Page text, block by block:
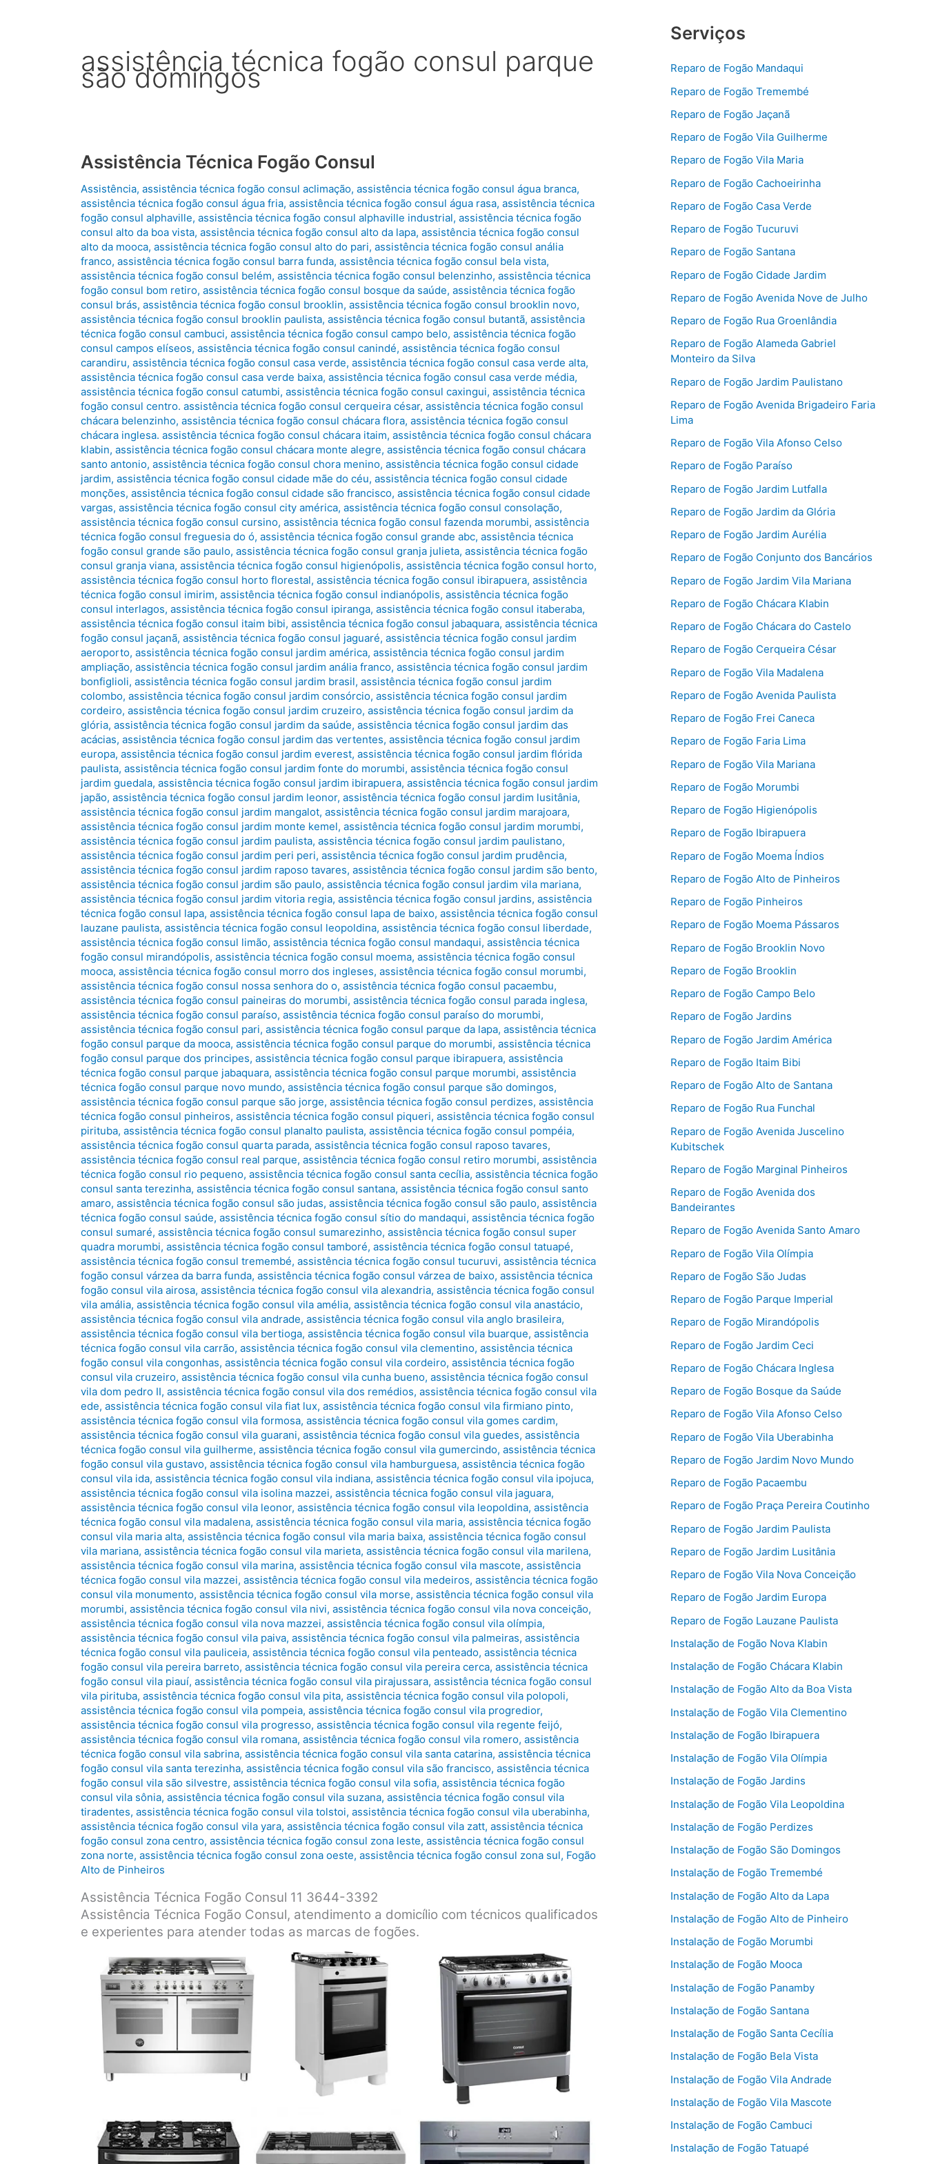
assistência técnica fogão consul parque
são domingos
Assistência Técnica Fogão Consul
Assistência, assistência técnica fogão consul aclimação, assistência técnica fogão consul água branca,
assistência técnica fogão consul água fria, assistência técnica fogão consul água rasa, assistência técnica
fogão consul alphaville, assistência técnica fogão consul alphaville industrial, assistência técnica fogão
consul alto da boa vista, assistência técnica fogão consul alto da lapa, assistência técnica fogão consul
alto da mooca, assistência técnica fogão consul alto do pari, assistência técnica fogão consul anália
franco, assistência técnica fogão consul barra funda, assistência técnica fogão consul bela vista,
assistência técnica fogão consul belém, assistência técnica fogão consul belenzinho, assistência técnica
fogão consul bom retiro, assistência técnica fogão consul bosque da saúde, assistência técnica fogão
consul brás, assistência técnica fogão consul brooklin, assistência técnica fogão consul brooklin novo,
assistência técnica fogão consul brooklin paulista, assistência técnica fogão consul butantã, assistência
técnica fogão consul cambuci, assistência técnica fogão consul campo belo, assistência técnica fogão
consul campos elíseos, assistência técnica fogão consul canindé, assistência técnica fogão consul
carandiru, assistência técnica fogão consul casa verde, assistência técnica fogão consul casa verde alta,
assistência técnica fogão consul casa verde baixa, assistência técnica fogão consul casa verde média,
assistência técnica fogão consul catumbi, assistência técnica fogão consul caxingui, assistência técnica
fogão consul centro. assistência técnica fogão consul cerqueira césar, assistência técnica fogão consul
chácara belenzinho, assistência técnica fogão consul chácara flora, assistência técnica fogão consul
chácara inglesa. assistência técnica fogão consul chácara itaim, assistência técnica fogão consul chácara
klabin, assistência técnica fogão consul chácara monte alegre, assistência técnica fogão consul chácara
santo antonio, assistência técnica fogão consul chora menino, assistência técnica fogão consul cidade
jardim, assistência técnica fogão consul cidade mãe do céu, assistência técnica fogão consul cidade
monções, assistência técnica fogão consul cidade são francisco, assistência técnica fogão consul cidade
vargas, assistência técnica fogão consul city américa, assistência técnica fogão consul consolação,
assistência técnica fogão consul cursino, assistência técnica fogão consul fazenda morumbi, assistência
técnica fogão consul freguesia do ó, assistência técnica fogão consul grande abc, assistência técnica
fogão consul grande são paulo, assistência técnica fogão consul granja julieta, assistência técnica fogão
consul granja viana, assistência técnica fogão consul higienópolis, assistência técnica fogão consul horto,
assistência técnica fogão consul horto florestal, assistência técnica fogão consul ibirapuera, assistência
técnica fogão consul imirim, assistência técnica fogão consul indianópolis, assistência técnica fogão
consul interlagos, assistência técnica fogão consul ipiranga, assistência técnica fogão consul itaberaba,
assistência técnica fogão consul itaim bibi, assistência técnica fogão consul jabaquara, assistência técnica
fogão consul jaçanã, assistência técnica fogão consul jaguaré, assistência técnica fogão consul jardim
aeroporto, assistência técnica fogão consul jardim américa, assistência técnica fogão consul jardim
ampliação, assistência técnica fogão consul jardim anália franco, assistência técnica fogão consul jardim
bonfiglioli, assistência técnica fogão consul jardim brasil, assistência técnica fogão consul jardim
colombo, assistência técnica fogão consul jardim consórcio, assistência técnica fogão consul jardim
cordeiro, assistência técnica fogão consul jardim cruzeiro, assistência técnica fogão consul jardim da
glória, assistência técnica fogão consul jardim da saúde, assistência técnica fogão consul jardim das
acácias, assistência técnica fogão consul jardim das vertentes, assistência técnica fogão consul jardim
europa, assistência técnica fogão consul jardim everest, assistência técnica fogão consul jardim flórida
paulista, assistência técnica fogão consul jardim fonte do morumbi, assistência técnica fogão consul
jardim guedala, assistência técnica fogão consul jardim ibirapuera, assistência técnica fogão consul jardim
japão, assistência técnica fogão consul jardim leonor, assistência técnica fogão consul jardim lusitânia,
assistência técnica fogão consul jardim mangalot, assistência técnica fogão consul jardim marajoara,
assistência técnica fogão consul jardim monte kemel, assistência técnica fogão consul jardim morumbi,
assistência técnica fogão consul jardim paulista, assistência técnica fogão consul jardim paulistano,
assistência técnica fogão consul jardim peri peri, assistência técnica fogão consul jardim prudência,
assistência técnica fogão consul jardim raposo tavares, assistência técnica fogão consul jardim são bento,
assistência técnica fogão consul jardim são paulo, assistência técnica fogão consul jardim vila mariana,
assistência técnica fogão consul jardim vitoria regia, assistência técnica fogão consul jardins, assistência
técnica fogão consul lapa, assistência técnica fogão consul lapa de baixo, assistência técnica fogão consul
lauzane paulista, assistência técnica fogão consul leopoldina, assistência técnica fogão consul liberdade,
assistência técnica fogão consul limão, assistência técnica fogão consul mandaqui, assistência técnica
fogão consul mirandópolis, assistência técnica fogão consul moema, assistência técnica fogão consul
mooca, assistência técnica fogão consul morro dos ingleses, assistência técnica fogão consul morumbi,
assistência técnica fogão consul nossa senhora do o, assistência técnica fogão consul pacaembu,
assistência técnica fogão consul paineiras do morumbi, assistência técnica fogão consul parada inglesa,
assistência técnica fogão consul paraíso, assistência técnica fogão consul paraíso do morumbi,
assistência técnica fogão consul pari, assistência técnica fogão consul parque da lapa, assistência técnica
fogão consul parque da mooca, assistência técnica fogão consul parque do morumbi, assistência técnica
fogão consul parque dos principes, assistência técnica fogão consul parque ibirapuera, assistência
técnica fogão consul parque jabaquara, assistência técnica fogão consul parque morumbi, assistência
técnica fogão consul parque novo mundo, assistência técnica fogão consul parque são domingos,
assistência técnica fogão consul parque são jorge, assistência técnica fogão consul perdizes, assistência
técnica fogão consul pinheiros, assistência técnica fogão consul piqueri, assistência técnica fogão consul
pirituba, assistência técnica fogão consul planalto paulista, assistência técnica fogão consul pompéia,
assistência técnica fogão consul quarta parada, assistência técnica fogão consul raposo tavares,
assistência técnica fogão consul real parque, assistência técnica fogão consul retiro morumbi, assistência
técnica fogão consul rio pequeno, assistência técnica fogão consul santa cecília, assistência técnica fogão
consul santa terezinha, assistência técnica fogão consul santana, assistência técnica fogão consul santo
amaro, assistência técnica fogão consul são judas, assistência técnica fogão consul são paulo, assistência
técnica fogão consul saúde, assistência técnica fogão consul sítio do mandaqui, assistência técnica fogão
consul sumaré, assistência técnica fogão consul sumarezinho, assistência técnica fogão consul super
quadra morumbi, assistência técnica fogão consul tamboré, assistência técnica fogão consul tatuapé,
assistência técnica fogão consul tremembé, assistência técnica fogão consul tucuruvi, assistência técnica
fogão consul várzea da barra funda, assistência técnica fogão consul várzea de baixo, assistência técnica
fogão consul vila airosa, assistência técnica fogão consul vila alexandria, assistência técnica fogão consul
vila amália, assistência técnica fogão consul vila amélia, assistência técnica fogão consul vila anastácio,
assistência técnica fogão consul vila andrade, assistência técnica fogão consul vila anglo brasileira,
assistência técnica fogão consul vila bertioga, assistência técnica fogão consul vila buarque, assistência
técnica fogão consul vila carrão, assistência técnica fogão consul vila clementino, assistência técnica
fogão consul vila congonhas, assistência técnica fogão consul vila cordeiro, assistência técnica fogão
consul vila cruzeiro, assistência técnica fogão consul vila cunha bueno, assistência técnica fogão consul
vila dom pedro II, assistência técnica fogão consul vila dos remédios, assistência técnica fogão consul vila
ede, assistência técnica fogão consul vila fiat lux, assistência técnica fogão consul vila firmiano pinto,
assistência técnica fogão consul vila formosa, assistência técnica fogão consul vila gomes cardim,
assistência técnica fogão consul vila guarani, assistência técnica fogão consul vila guedes, assistência
técnica fogão consul vila guilherme, assistência técnica fogão consul vila gumercindo, assistência técnica
fogão consul vila gustavo, assistência técnica fogão consul vila hamburguesa, assistência técnica fogão
consul vila ida, assistência técnica fogão consul vila indiana, assistência técnica fogão consul vila ipojuca,
assistência técnica fogão consul vila isolina mazzei, assistência técnica fogão consul vila jaguara,
assistência técnica fogão consul vila leonor, assistência técnica fogão consul vila leopoldina, assistência
técnica fogão consul vila madalena, assistência técnica fogão consul vila maria, assistência técnica fogão
consul vila maria alta, assistência técnica fogão consul vila maria baixa, assistência técnica fogão consul
vila mariana, assistência técnica fogão consul vila marieta, assistência técnica fogão consul vila marilena,
assistência técnica fogão consul vila marina, assistência técnica fogão consul vila mascote, assistência
técnica fogão consul vila mazzei, assistência técnica fogão consul vila medeiros, assistência técnica fogão
consul vila monumento, assistência técnica fogão consul vila morse, assistência técnica fogão consul vila
morumbi, assistência técnica fogão consul vila nivi, assistência técnica fogão consul vila nova conceição,
assistência técnica fogão consul vila nova mazzei, assistência técnica fogão consul vila olímpia,
assistência técnica fogão consul vila paiva, assistência técnica fogão consul vila palmeiras, assistência
técnica fogão consul vila pauliceia, assistência técnica fogão consul vila penteado, assistência técnica
fogão consul vila pereira barreto, assistência técnica fogão consul vila pereira cerca, assistência técnica
fogão consul vila piauí, assistência técnica fogão consul vila pirajussara, assistência técnica fogão consul
vila pirituba, assistência técnica fogão consul vila pita, assistência técnica fogão consul vila polopoli,
assistência técnica fogão consul vila pompeia, assistência técnica fogão consul vila progredior,
assistência técnica fogão consul vila progresso, assistência técnica fogão consul vila regente feijó,
assistência técnica fogão consul vila romana, assistência técnica fogão consul vila romero, assistência
técnica fogão consul vila sabrina, assistência técnica fogão consul vila santa catarina, assistência técnica
fogão consul vila santa terezinha, assistência técnica fogão consul vila são francisco, assistência técnica
fogão consul vila são silvestre, assistência técnica fogão consul vila sofia, assistência técnica fogão
consul vila sônia, assistência técnica fogão consul vila suzana, assistência técnica fogão consul vila
tiradentes, assistência técnica fogão consul vila tolstoi, assistência técnica fogão consul vila uberabinha,
assistência técnica fogão consul vila yara, assistência técnica fogão consul vila zatt, assistência técnica
fogão consul zona centro, assistência técnica fogão consul zona leste, assistência técnica fogão consul
zona norte, assistência técnica fogão consul zona oeste, assistência técnica fogão consul zona sul, Fogão
Alto de Pinheiros
Assistência Técnica Fogão Consul 11 3644-3392
Assistência Técnica Fogão Consul, atendimento a domicílio com técnicos qualificados
e experientes para atender todas as marcas de fogões.
Serviços
Reparo de Fogão Mandaqui
Reparo de Fogão Tremembé
Reparo de Fogão Jaçanã
Reparo de Fogão Vila Guilherme
Reparo de Fogão Vila Maria
Reparo de Fogão Cachoeirinha
Reparo de Fogão Casa Verde
Reparo de Fogão Tucuruvi
Reparo de Fogão Santana
Reparo de Fogão Cidade Jardim
Reparo de Fogão Avenida Nove de Julho
Reparo de Fogão Rua Groenlândia
Reparo de Fogão Alameda Gabriel
Monteiro da Silva
Reparo de Fogão Jardim Paulistano
Reparo de Fogão Avenida Brigadeiro Faria
Lima
Reparo de Fogão Vila Afonso Celso
Reparo de Fogão Paraíso
Reparo de Fogão Jardim Lutfalla
Reparo de Fogão Jardim da Glória
Reparo de Fogão Jardim Aurélia
Reparo de Fogão Conjunto dos Bancários
Reparo de Fogão Jardim Vila Mariana
Reparo de Fogão Chácara Klabin
Reparo de Fogão Chácara do Castelo
Reparo de Fogão Cerqueira César
Reparo de Fogão Vila Madalena
Reparo de Fogão Avenida Paulista
Reparo de Fogão Frei Caneca
Reparo de Fogão Faria Lima
Reparo de Fogão Vila Mariana
Reparo de Fogão Morumbi
Reparo de Fogão Higienópolis
Reparo de Fogão Ibirapuera
Reparo de Fogão Moema Índios
Reparo de Fogão Alto de Pinheiros
Reparo de Fogão Pinheiros
Reparo de Fogão Moema Pássaros
Reparo de Fogão Brooklin Novo
Reparo de Fogão Brooklin
Reparo de Fogão Campo Belo
Reparo de Fogão Jardins
Reparo de Fogão Jardim América
Reparo de Fogão Itaim Bibi
Reparo de Fogão Alto de Santana
Reparo de Fogão Rua Funchal
Reparo de Fogão Avenida Juscelino
Kubitschek
Reparo de Fogão Marginal Pinheiros
Reparo de Fogão Avenida dos
Bandeirantes
Reparo de Fogão Avenida Santo Amaro
Reparo de Fogão Vila Olímpia
Reparo de Fogão São Judas
Reparo de Fogão Parque Imperial
Reparo de Fogão Mirandópolis
Reparo de Fogão Jardim Ceci
Reparo de Fogão Chácara Inglesa
Reparo de Fogão Bosque da Saúde
Reparo de Fogão Vila Afonso Celso
Reparo de Fogão Vila Uberabinha
Reparo de Fogão Jardim Novo Mundo
Reparo de Fogão Pacaembu
Reparo de Fogão Praça Pereira Coutinho
Reparo de Fogão Jardim Paulista
Reparo de Fogão Jardim Lusitânia
Reparo de Fogão Vila Nova Conceição
Reparo de Fogão Jardim Europa
Reparo de Fogão Lauzane Paulista
Instalação de Fogão Nova Klabin
Instalação de Fogão Chácara Klabin
Instalação de Fogão Alto da Boa Vista
Instalação de Fogão Vila Clementino
Instalação de Fogão Ibirapuera
Instalação de Fogão Vila Olímpia
Instalação de Fogão Jardins
Instalação de Fogão Vila Leopoldina
Instalação de Fogão Perdizes
Instalação de Fogão São Domingos
Instalação de Fogão Tremembé
Instalação de Fogão Alto da Lapa
Instalação de Fogão Alto de Pinheiro
Instalação de Fogão Morumbi
Instalação de Fogão Mooca
Instalação de Fogão Panamby
Instalação de Fogão Santana
Instalação de Fogão Santa Cecília
Instalação de Fogão Bela Vista
Instalação de Fogão Vila Andrade
Instalação de Fogão Vila Mascote
Instalação de Fogão Cambuci
Instalação de Fogão Tatuapé